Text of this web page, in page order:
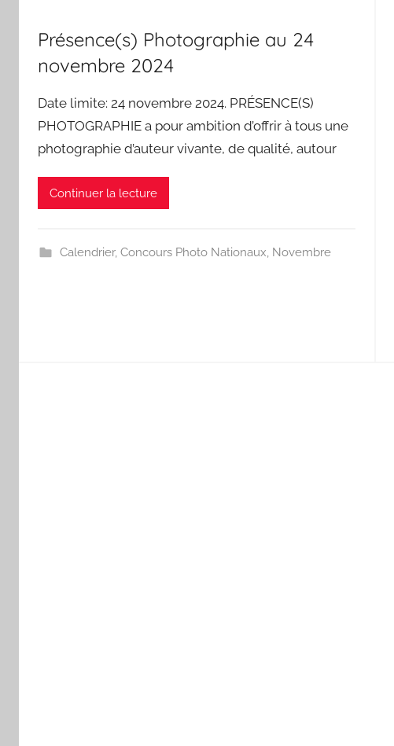
Présence(s) Photographie au 24
novembre 2024
Date limite: 24 novembre 2024. PRÉSENCE(S)
PHOTOGRAPHIE a pour ambition d’offrir à tous une
photographie d’auteur vivante, de qualité, autour
Continuer la lecture
Calendrier, Concours Photo Nationaux, Novembre